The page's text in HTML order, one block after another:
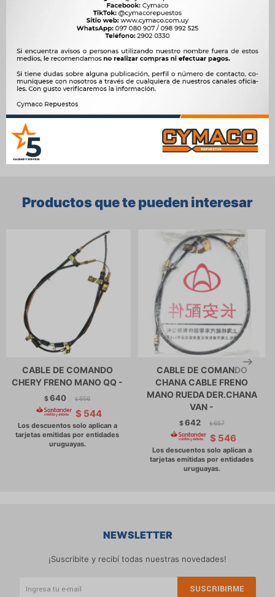
1.3 8V FIRE 178E8011 NAFTA, 1.3 MPI 8V 178P6011 NAFTA, 1.7 D
   
Ver mas productos de la marca Sin Marca
Productos que te pueden interesar
CABLE DE COMANDO
CHERY FRENO MANO QQ -
$640 $ 656
$ 544
CABLE DE COMANDO
CHANA CABLE FRENO
MANO RUEDA DER.CHANA
VAN -
$642 $ 657
$ 546
NEWSLETTER
¡Suscribite y recibí todas nuestras novedades!
SUSCRIBIRME